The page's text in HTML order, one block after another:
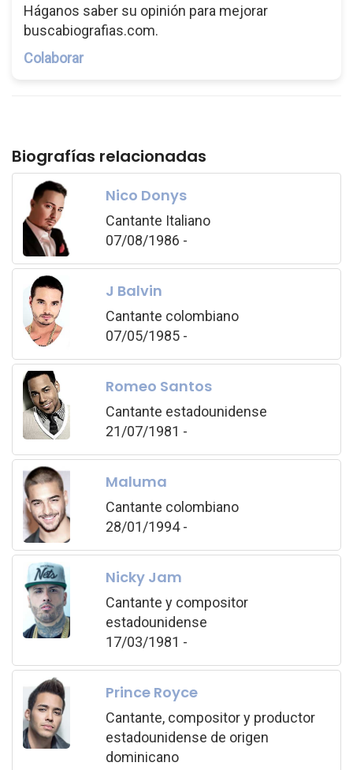
Háganos saber su opinión para mejorar
buscabiografias.com.
Colaborar
Biografías relacionadas
Nico Donys
Cantante Italiano
07/08/1986 -
J Balvin
Cantante colombiano
07/05/1985 -
Romeo Santos
Cantante estadounidense
21/07/1981 -
Maluma
Cantante colombiano
28/01/1994 -
Nicky Jam
Cantante y compositor
estadounidense
17/03/1981 -
Prince Royce
Cantante, compositor y productor
estadounidense de origen
dominicano